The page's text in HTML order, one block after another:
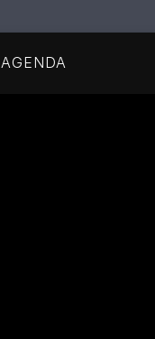
AGENDA